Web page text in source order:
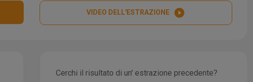
VIDEO DELL'ESTRAZIONE play_circle_filled
Cerchi il risultato di un' estrazione precedente?